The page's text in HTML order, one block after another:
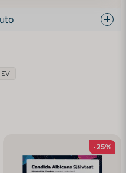
-25%
produto ...
SV